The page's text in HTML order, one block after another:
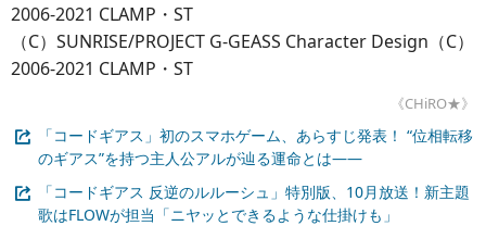
2006-2021 CLAMP・ST
（C）SUNRISE/PROJECT G-GEASS Character Design（C）
2006-2021 CLAMP・ST
《CHiRO★》
「コードギアス」初のスマホゲーム、あらすじ発表！ “位相転移
のギアス”を持つ主人公アルが辿る運命とは――
「コードギアス 反逆のルルーシュ」特別版、10月放送！新主題
歌はFLOWが担当「ニヤッとできるような仕掛けも」